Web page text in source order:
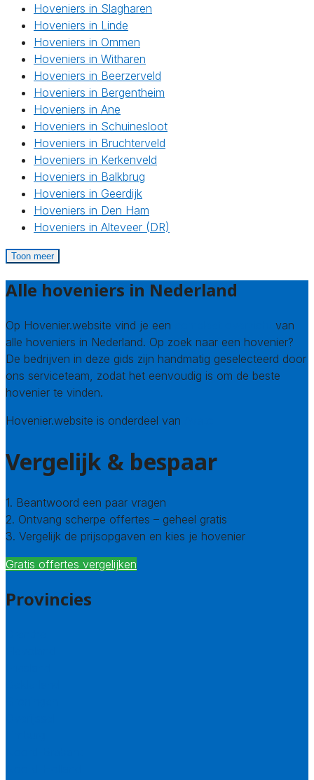
Hoveniers in Slagharen
Hoveniers in Linde
Hoveniers in Ommen
Hoveniers in Witharen
Hoveniers in Beerzerveld
Hoveniers in Bergentheim
Hoveniers in Ane
Hoveniers in Schuinesloot
Hoveniers in Bruchterveld
Hoveniers in Kerkenveld
Hoveniers in Balkbrug
Hoveniers in Geerdijk
Hoveniers in Den Ham
Hoveniers in Alteveer (DR)
Toon meer
Alle hoveniers in Nederland
Op Hovenier.website vind je een
van
alle hoveniers in Nederland. Op zoek naar een hovenier?
De bedrijven in deze gids zijn handmatig geselecteerd door
ons serviceteam, zodat het eenvoudig is om de beste
hovenier te vinden.
Hovenier.website is onderdeel van
Vergelijk & bespaar
1. Beantwoord een paar vragen
2. Ontvang scherpe offertes – geheel gratis
3. Vergelijk de prijsopgaven en kies je hovenier
Gratis offertes vergelijken
Provincies